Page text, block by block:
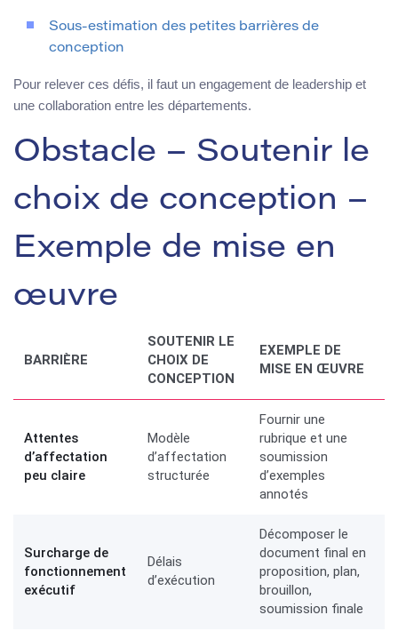
Sous-estimation des petites barrières de
conception
Pour relever ces défis, il faut un engagement de leadership et
une collaboration entre les départements.
Obstacle – Soutenir le
choix de conception –
Exemple de mise en
œuvre
BARRIÈRE
SOUTENIR LE
CHOIX DE
CONCEPTION
EXEMPLE DE
MISE EN ŒUVRE
Attentes
d’affectation
peu claire
Modèle
d’affectation
structurée
Fournir une
rubrique et une
soumission
d’exemples
annotés
Surcharge de
fonctionnement
exécutif
Délais
d’exécution
Décomposer le
document final en
proposition, plan,
brouillon,
soumission finale